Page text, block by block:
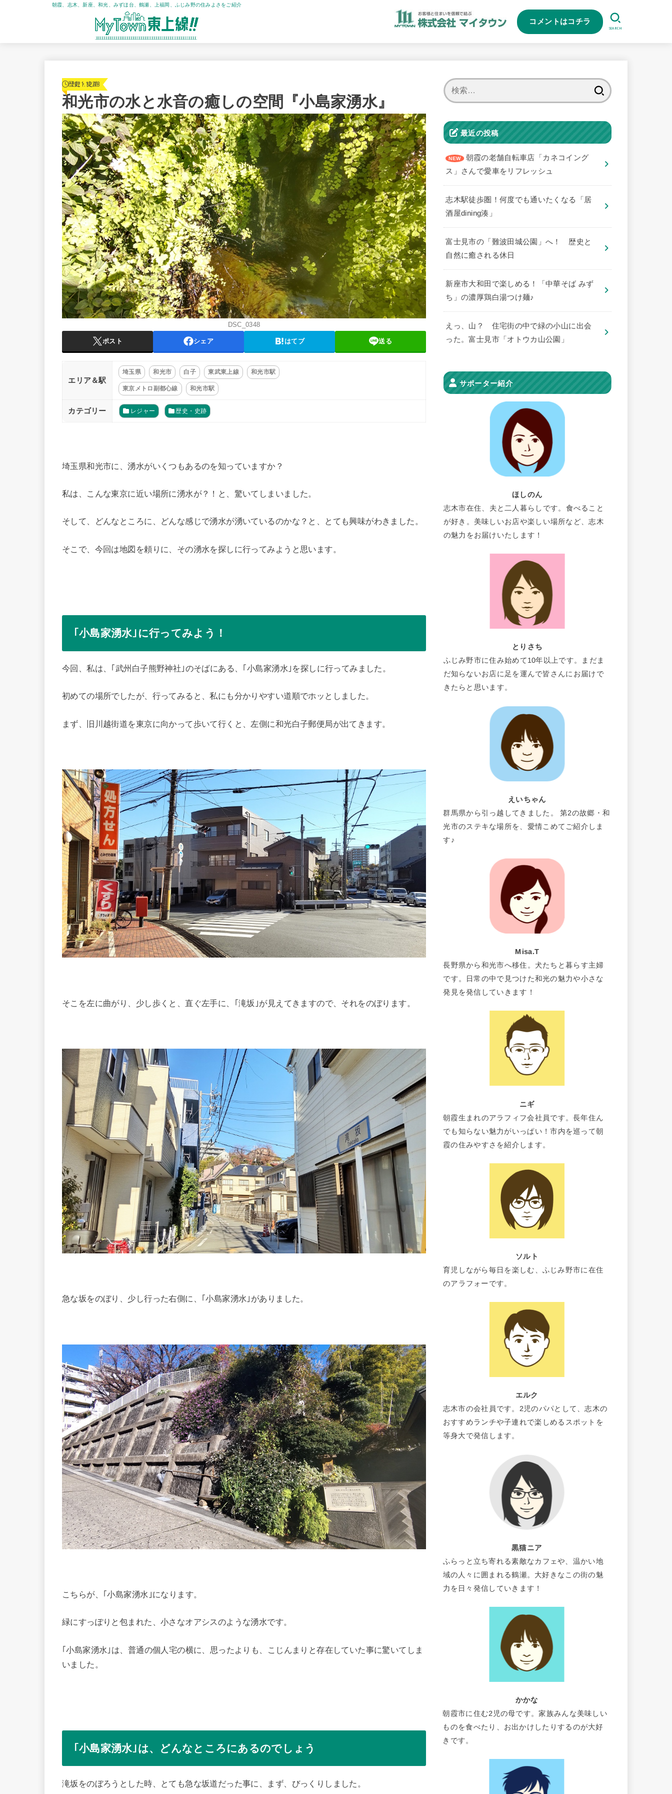
朝霞、志木、新座、和光、みずほ台、鶴瀬、上福岡、ふじみ野の住みよさをご紹介
コメントはコチラ
SEARCH
歴史・史跡
2021.12.13
和光市の水と水音の癒しの空間『小島家湧水』
DSC_0348
ポスト シェア はてブ 送る
エリア＆駅
埼玉県 和光市 白子 東武東上線 和光市駅
東京メトロ副都心線 和光市駅
カテゴリー レジャー 歴史・史跡
埼玉県和光市に、湧水がいくつもあるのを知っていますか？
私は、こんな東京に近い場所に湧水が？！と、驚いてしまいました。
そして、どんなところに、どんな感じで湧水が湧いているのかな？と、とても興味がわきました。
そこで、今回は地図を頼りに、その湧水を探しに行ってみようと思います。
｢小島家湧水｣に行ってみよう！
今回、私は、｢武州白子熊野神社｣のそばにある、｢小島家湧水｣を探しに行ってみました。
初めての場所でしたが、行ってみると、私にも分かりやすい道順でホッとしました。
まず、旧川越街道を東京に向かって歩いて行くと、左側に和光白子郵便局が出てきます。
そこを左に曲がり、少し歩くと、直ぐ左手に、｢滝坂｣が見えてきますので、それをのぼります。
急な坂をのぼり、少し行った右側に、｢小島家湧水｣がありました。
こちらが、｢小島家湧水｣になります。
緑にすっぽりと包まれた、小さなオアシスのような湧水です。
｢小島家湧水｣は、普通の個人宅の横に、思ったよりも、こじんまりと存在していた事に驚いてしま
いました。
｢小島家湧水｣は、どんなところにあるのでしょう
滝坂をのぼろうとした時、とても急な坂道だった事に、まず、びっくりしました。
最近の投稿
朝霞の老舗自転車店「カネコイング
ス」さんで愛車をリフレッシュ
志木駅徒歩圏！何度でも通いたくなる「居
酒屋dining湊」
​富士見市の「難波田城公園」へ！ 歴史と
自然に癒される休日
新座市大和田で楽しめる！「中華そば みず
ち」の濃厚鶏白湯つけ麺♪
えっ、山？ 住宅街の中で緑の小山に出会
った。富士見市「オトウカ山公園」
サポーター紹介
ほしのん
志木市在住、夫と二人暮らしです。食べること
が好き。美味しいお店や楽しい場所など、志木
の魅力をお届けいたします！
とりさち
ふじみ野市に住み始めて10年以上です。まだま
だ知らないお店に足を運んで皆さんにお届けで
きたらと思います。
えいちゃん
群馬県から引っ越してきました。 第2の故郷・和
光市のステキな場所を、愛情こめてご紹介しま
す♪
Misa.T
長野県から和光市へ移住。犬たちと暮らす主婦
です。日常の中で見つけた和光の魅力や小さな
発見を発信していきます！
ニギ
朝霞生まれのアラフィフ会社員です。長年住ん
でも知らない魅力がいっぱい！市内を巡って朝
霞の住みやすさを紹介します。
ソルト
育児しながら毎日を楽しむ、ふじみ野市に在住
のアラフォーです。
エルク
志木市の会社員です。2児のパパとして、志木の
おすすめランチや子連れで楽しめるスポットを
等身大で発信します。
黒猫ニア
ふらっと立ち寄れる素敵なカフェや、温かい地
域の人々に囲まれる鶴瀬。大好きなこの街の魅
力を日々発信していきます！
かかな
朝霞市に住む2児の母です。家族みんな美味しい
ものを食べたり、お出かけしたりするのが大好
きです。